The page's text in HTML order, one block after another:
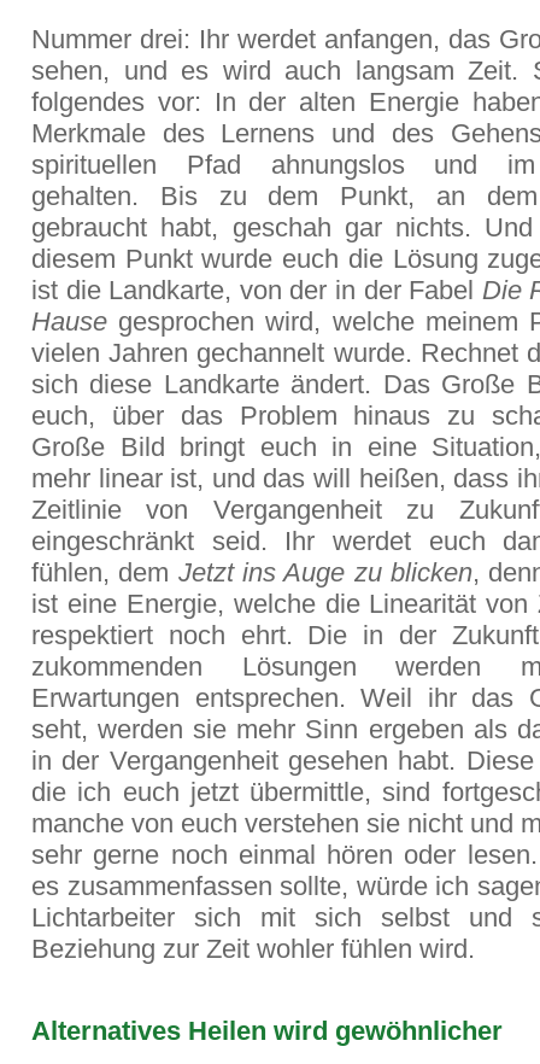
Nummer drei: Ihr werdet anfangen, das
sehen, und es wird auch langsam Zeit.
folgendes vor: In der alten Energie
Merkmale des Lernens und des
spirituellen Pfad ahnungslos und
gehalten. Bis zu dem Punkt, an
gebraucht habt, geschah gar nichts.
diesem Punkt wurde euch die Lösung
ist die Landkarte, von der in der Fabel Die
Hause gesprochen wird, welche meinem
vielen Jahren gechannelt wurde. Rechnet
sich diese Landkarte ändert. Das Große
euch, über das Problem hinaus zu
Große Bild bringt euch in eine
mehr linear ist, und das will heißen, dass
Zeitlinie von Vergangenheit zu
eingeschränkt seid. Ihr werdet euch
fühlen, dem Jetzt ins Auge zu blicken,
ist eine Energie, welche die Linearität von
respektiert noch ehrt. Die in der
zukommenden Lösungen werden
Erwartungen entsprechen. Weil ihr das
seht, werden sie mehr Sinn ergeben als
in der Vergangenheit gesehen habt.
die ich euch jetzt übermittle, sind
manche von euch verstehen sie nicht und
sehr gerne noch einmal hören oder
es zusammenfassen sollte, würde ich
Lichtarbeiter sich mit sich selbst und
Beziehung zur Zeit wohler fühlen wird.
Alternatives Heilen wird gewöhnlicher